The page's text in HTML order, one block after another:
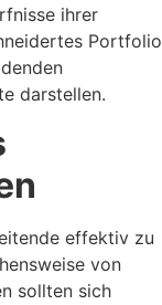
ihrer
Portfolio
darstellen.
effektiv zu
von
sollten sich